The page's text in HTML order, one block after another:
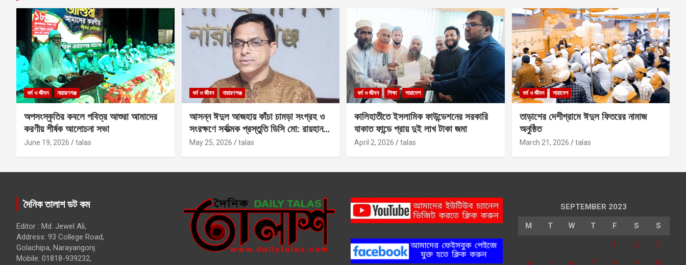
ধর্ম ও জীবন নারায়ণগঞ্জ
অপসংস্কৃতির কবলে পবিত্র আশুরা আমাদের
করণীয় শীর্ষক আলোচনা সভা
June 19, 2026 talas
ধর্ম ও জীবন নারায়ণগঞ্জ
আসন্ন ঈদুল আজহায় কাঁচা চামড়া সংগ্রহ ও
সংরক্ষণে সর্বাত্মক প্রস্তুতি ডিসি মো: রায়হান
কবির
May 25, 2026 talas
ধর্ম ও জীবন শিক্ষা সারাদেশ
কালিহাতীতে ইসলামিক ফাউন্ডেশনের সরকারি
যাকাত ফান্ডে প্রায় দুই লাখ টাকা জমা
April 2, 2026 talas
ধর্ম ও জীবন সারাদেশ
তাড়াশের দেশীগ্রামে ঈদুল ফিতরের নামাজ
অনুষ্ঠিত
March 21, 2026 talas
দৈনিক তালাশ ডট কম
Editor : Md. Jewel Ali,
Address: 93 College Road,
Golachipa, Narayangonj.
Mobile: 01818-939232,
SEPTEMBER 2023
M T W T F S S
1 2 3